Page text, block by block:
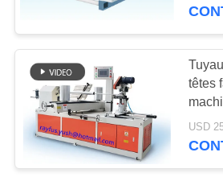
CONTRÔLE
DE
QUALITÉ
CONTACTEZ-
NOUS
Machine
de boîte de
têtes